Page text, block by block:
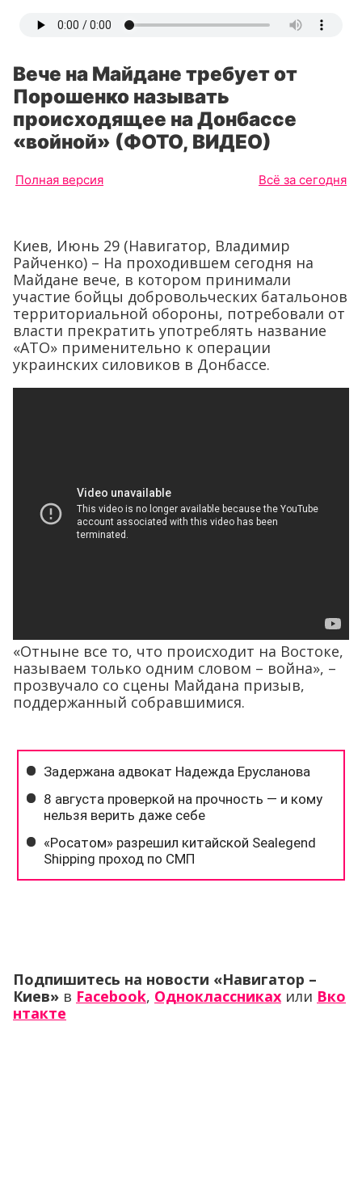
Вече на Майдане требует от
Порошенко называть
происходящее на Донбассе
«войной» (ФОТО, ВИДЕО)
Полная версия Всё за сегодня
Киев, Июнь 29 (Навигатор, Владимир
Райченко) – На проходившем сегодня на
Майдане вече, в котором принимали
участие бойцы добровольческих батальонов
территориальной обороны, потребовали от
власти прекратить употреблять название
«АТО» применительно к операции
украинских силовиков в Донбассе.
«Отныне все то, что происходит на Востоке,
называем только одним словом – война», –
прозвучало со сцены Майдана призыв,
поддержанный собравшимися.
Подпишитесь на новости «Навигатор –
Киев» в Facebook, Одноклассниках или Вко
нтакте